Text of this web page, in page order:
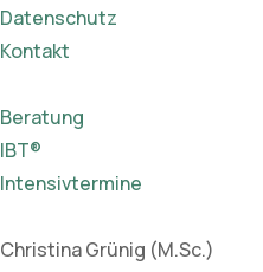
Datenschutz
Kontakt
Beratung
IBT®
Intensivtermine
Christina Grünig (M.Sc.)